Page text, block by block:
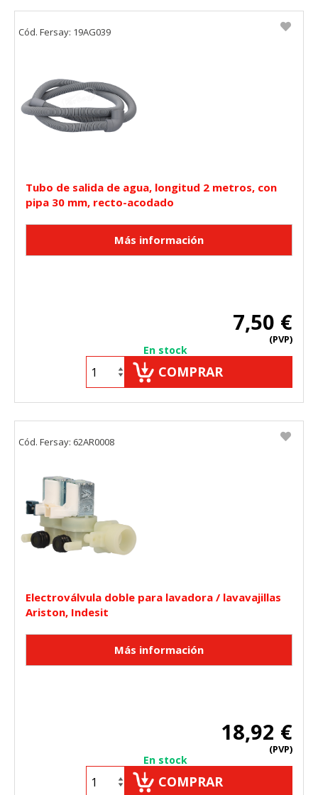
Tubo de salida de agua, longitud 2 metros, con
pipa 30 mm, recto-acodado
7,50 €
(PVP)
En stock
COMPRAR
Cód. Fersay: 19AG039
Electroválvula doble para lavadora / lavavajillas
Ariston, Indesit
18,92 €
(PVP)
En stock
COMPRAR
Cód. Fersay: 62AR0008